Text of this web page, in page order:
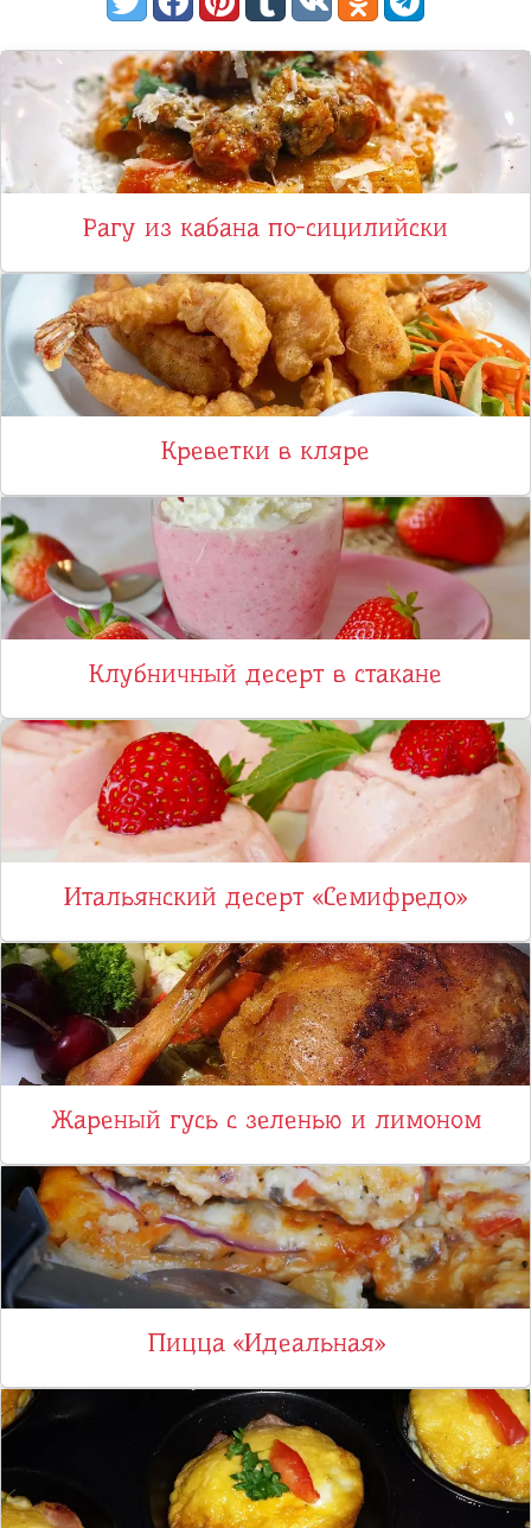
Рагу из кабана по-сицилийски
Креветки в кляре
Клубничный десерт в стакане
Итальянский десерт «Семифредо»
Жареный гусь с зеленью и лимоном
Пицца «Идеальная»